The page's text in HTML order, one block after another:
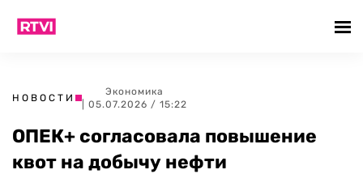
НОВОСТИ
Экономика
| 05.07.2026 / 15:22
ОПЕК+ согласовала повышение
квот на добычу нефти